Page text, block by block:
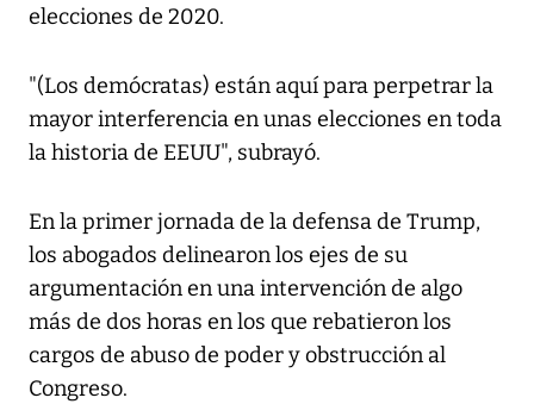
elecciones de 2020.
"(Los demócratas) están aquí para perpetrar la
mayor interferencia en unas elecciones en toda
la historia de EEUU", subrayó.
En la primer jornada de la defensa de Trump,
los abogados delinearon los ejes de su
argumentación en una intervención de algo
más de dos horas en los que rebatieron los
cargos de abuso de poder y obstrucción al
Congreso.